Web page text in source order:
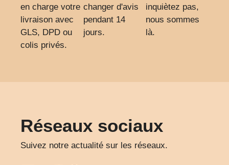
en charge votre
livraison avec
GLS, DPD ou
colis privés.
changer d'avis
pendant 14
jours.
inquiètez pas,
nous sommes
là.
Réseaux sociaux
Suivez notre actualité sur les réseaux.